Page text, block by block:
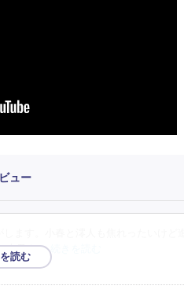
ュー
吉乃さ …続きを読む